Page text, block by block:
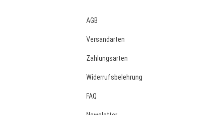
AGB
Versandarten
Zahlungsarten
Widerrufsbelehrung
FAQ